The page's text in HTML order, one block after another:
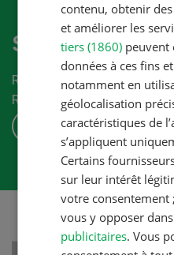
S'abonner à la
Recevez les dernières
Revue-UFA.
S'ABONNER
contenu, obtenir
et améliorer les
tiers (1860) peuvent
données à ces fins
notamment en
géolocalisation
caractéristiques de
s’appliquent
Certains
sur leur intérêt
votre consentement
vous y opposer dans
publicitaires. Vous